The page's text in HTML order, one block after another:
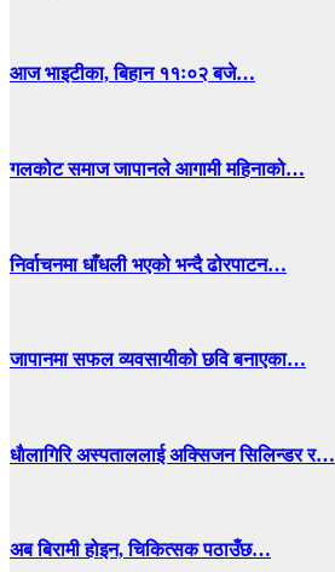
आज भाइटीका, बिहान ११ः०२ बजे…
गलकोट समाज जापानले आगामी महिनाको…
निर्वाचनमा धाँधली भएको भन्दै ढोरपाटन…
जापानमा सफल व्यवसायीको छवि बनाएका…
धाैलागिरि अस्पताललाई अक्सिजन सिलिन्डर र…
अब बिरामी होइन, चिकित्सक पठाउँछ…